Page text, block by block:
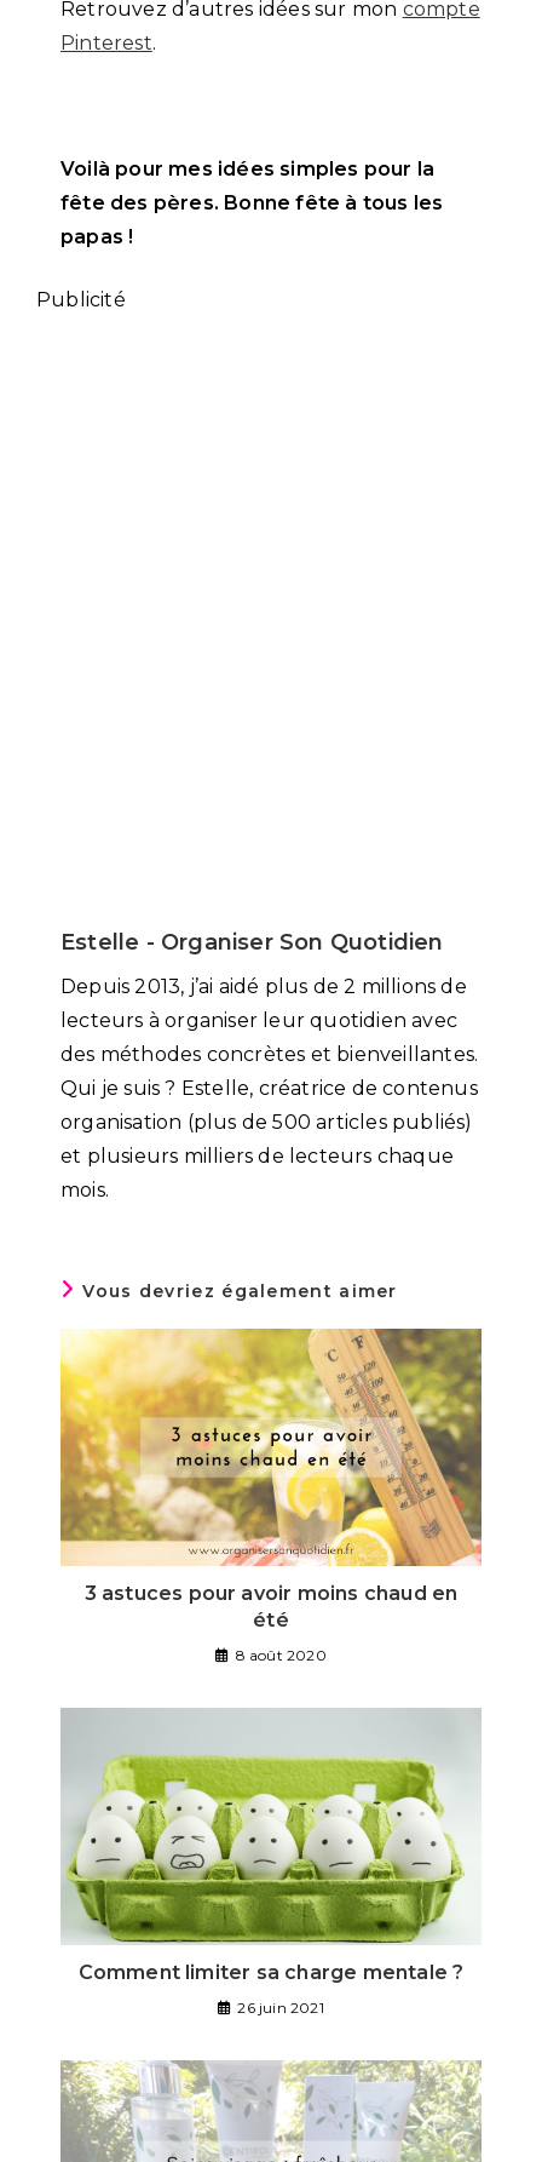
Retrouvez d’autres idées sur mon compte
Pinterest.
Voilà pour mes idées simples pour la
fête des pères. Bonne fête à tous les
papas !
Publicité
Estelle - Organiser Son Quotidien
Depuis 2013, j’ai aidé plus de 2 millions de
lecteurs à organiser leur quotidien avec
des méthodes concrètes et bienveillantes.
Qui je suis ? Estelle, créatrice de contenus
organisation (plus de 500 articles publiés)
et plusieurs milliers de lecteurs chaque
mois.
Vous devriez également aimer
3 astuces pour avoir moins chaud en
été
8 août 2020
Comment limiter sa charge mentale ?
26 juin 2021